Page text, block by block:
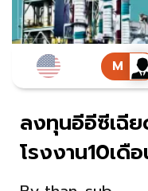
ลงทุนอีอีซีเฉี
โรงงาน10เดื